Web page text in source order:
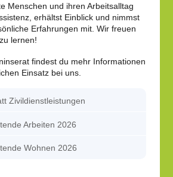
Menschen und ihren Arbeitsalltag
erhältst Einblick und nimmst
Erfahrungen mit. Wir freuen
lernen!
findest du mehr Informationen
Einsatz bei uns.
Zivildienstleistungen
Arbeiten 2026
Wohnen 2026